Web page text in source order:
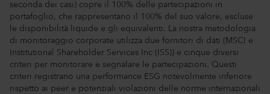
seconda dei casi) copre il 100% delle partecipazioni in
portafoglio, che rappresentano il 100% del suo valore, escluse
le disponibilità liquide e gli equivalenti. La nostra metodologia
di monitoraggio corporate utilizza due fornitori di dati (MSCI e
Institutional Shareholder Services Inc (ISS)) e cinque diversi
criteri per monitorare e segnalare le partecipazioni. Questi
criteri registrano una performance ESG notevolmente inferiore
rispetto ai peer e potenziali violazioni delle norme internazionali